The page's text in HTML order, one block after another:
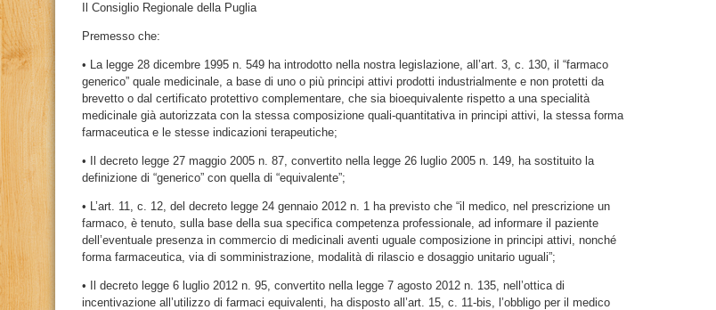
Il Consiglio Regionale della Puglia
Premesso che:
• La legge 28 dicembre 1995 n. 549 ha introdotto nella nostra legislazione, all’art. 3, c. 130, il “farmaco
generico” quale medicinale, a base di uno o più principi attivi prodotti industrialmente e non protetti da
brevetto o dal certificato protettivo complementare, che sia bioequivalente rispetto a una specialità
medicinale già autorizzata con la stessa composizione quali-quantitativa in principi attivi, la stessa forma
farmaceutica e le stesse indicazioni terapeutiche;
• Il decreto legge 27 maggio 2005 n. 87, convertito nella legge 26 luglio 2005 n. 149, ha sostituito la
definizione di “generico” con quella di “equivalente”;
• L’art. 11, c. 12, del decreto legge 24 gennaio 2012 n. 1 ha previsto che “il medico, nel prescrizione un
farmaco, è tenuto, sulla base della sua specifica competenza professionale, ad informare il paziente
dell’eventuale presenza in commercio di medicinali aventi uguale composizione in principi attivi, nonché
forma farmaceutica, via di somministrazione, modalità di rilascio e dosaggio unitario uguali”;
• Il decreto legge 6 luglio 2012 n. 95, convertito nella legge 7 agosto 2012 n. 135, nell’ottica di
incentivazione all’utilizzo di farmaci equivalenti, ha disposto all’art. 15, c. 11-bis, l’obbligo per il medico